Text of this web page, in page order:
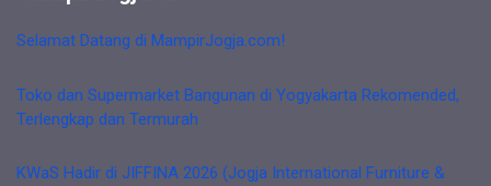
Selamat Datang di MampirJogja.com!
Toko dan Supermarket Bangunan di Yogyakarta Rekomended,
Terlengkap dan Termurah
KWaS Hadir di JIFFINA 2026 (Jogja International Furniture &